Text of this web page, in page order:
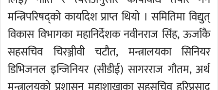
मन्त्रिपरिषद्को कार्यादेश प्राप्त थियो । समितिमा विद्युत्
विकास विभागका महानिर्देशक नवीनराज सिंह, ऊर्जाकै
सहसचिव चिरञ्जीवी चटौत, मन्त्रालयका सिनियर
डिभिजनल इन्जिनियर (सीडीई) सागरराज गौतम, अर्थ